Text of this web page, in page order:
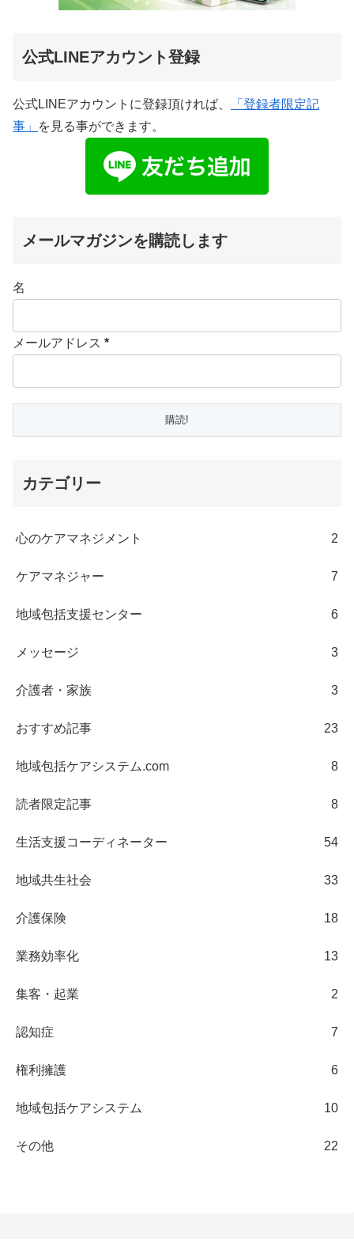
公式LINEアカウント登録
公式LINEアカウントに登録頂ければ、
「登録者限定記
事」
を見る事ができます。
メールマガジンを購読します
名
メールアドレス *
カテゴリー
心のケアマネジメント 2
ケアマネジャー 7
地域包括支援センター 6
メッセージ 3
介護者・家族 3
おすすめ記事 23
地域包括ケアシステム.com 8
読者限定記事 8
生活支援コーディネーター 54
地域共生社会 33
介護保険 18
業務効率化 13
集客・起業 2
認知症 7
権利擁護 6
地域包括ケアシステム 10
その他 22